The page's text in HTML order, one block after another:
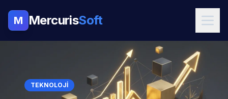
M MercurisSoft
TEKNOLOJI